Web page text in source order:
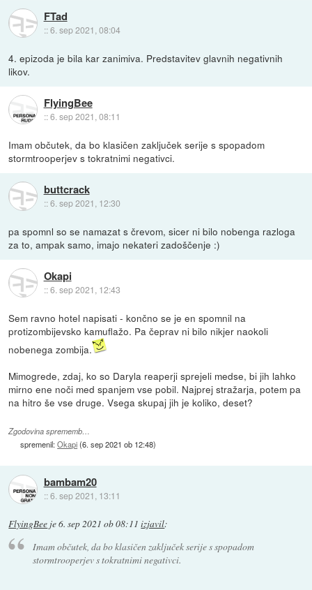
FTad
::6. sep 2021, 08:04
4. epizoda je bila kar zanimiva. Predstavitev glavnih negativnih
likov.
FlyingBee
::6. sep 2021, 08:11
Imam občutek, da bo klasičen zaključek serije s spopadom
stormtrooperjev s tokratnimi negativci.
buttcrack
::6. sep 2021, 12:30
pa spomnl so se namazat s črevom, sicer ni bilo nobenga razloga
za to, ampak samo, imajo nekateri zadoščenje :)
Okapi
::6. sep 2021, 12:43
Sem ravno hotel napisati - končno se je en spomnil na
protizombijevsko kamuflažo. Pa čeprav ni bilo nikjer naokoli
nobenega zombija.
Mimogrede, zdaj, ko so Daryla reaperji sprejeli medse, bi jih lahko
mirno ene noči med spanjem vse pobil. Najprej stražarja, potem pa
na hitro še vse druge. Vsega skupaj jih je koliko, deset?
Zgodovina sprememb…
spremenil:Okapi(6. sep 2021 ob 12:48)
bambam20
::6. sep 2021, 13:11
FlyingBee je6. sep 2021 ob 08:11 izjavil:
Imam občutek, da bo klasičen zaključek serije s spopadom
stormtrooperjev s tokratnimi negativci.